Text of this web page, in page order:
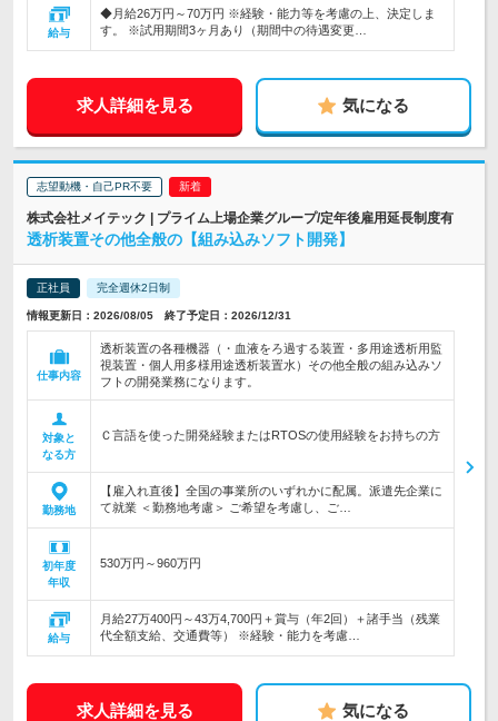
給与
◆月給26万円～70万円 ※経験・能力等を考慮の上、決定しま
す。 ※試用期間3ヶ月あり（期間中の待遇変更…
求人詳細を見る 気になる
志望動機・自己PR不要
株式会社メイテック | プライム上場企業グループ/定年後雇用延長制度有
透析装置その他全般の【組み込みソフト開発】
正社員 完全週休2日制
情報更新日：2026/08/05 終了予定日：2026/12/31
仕事内容
透析装置の各種機器（・血液をろ過する装置・多用途透析用監
視装置・個人用多様用途透析装置水）その他全般の組み込みソ
フトの開発業務になります。
対象と
なる方
Ｃ言語を使った開発経験またはRTOSの使用経験をお持ちの方
勤務地
【雇入れ直後】全国の事業所のいずれかに配属。派遣先企業に
て就業 ＜勤務地考慮＞ ご希望を考慮し、ご…
初年度
年収
530万円～960万円
給与
月給27万400円～43万4,700円＋賞与（年2回）＋諸手当（残業
代全額支給、交通費等） ※経験・能力を考慮…
求人詳細を見る 気になる